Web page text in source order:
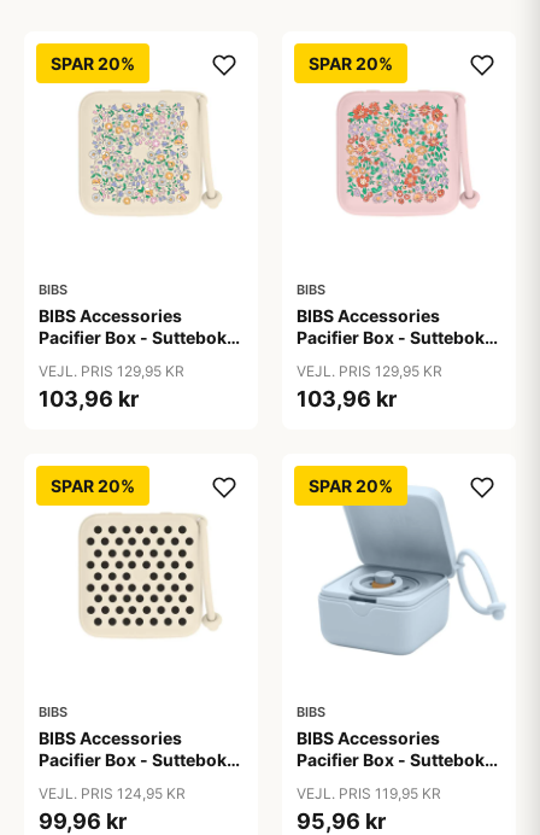
SPAR 20%
BIBS
BIBS Accessories
Pacifier Box - Sutteboks
Meadow/Ivory
VEJL. PRIS 129,95 KR
103,96 kr
SPAR 20%
BIBS
BIBS Accessories
Pacifier Box - Sutteboks
Meadow/Blossom
VEJL. PRIS 129,95 KR
103,96 kr
SPAR 20%
BIBS
BIBS Accessories
Pacifier Box - Sutteboks
Ivory/Black
VEJL. PRIS 124,95 KR
99,96 kr
SPAR 20%
BIBS
BIBS Accessories
Pacifier Box - Sutteboks
Baby Blue
VEJL. PRIS 119,95 KR
95,96 kr